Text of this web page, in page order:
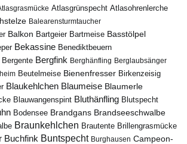
Atlasgrünspecht Atlasohrenlerche
Balearensturmtaucher
Balkon Bartgeier Bartmeise Basstölpel
Bekassine Benediktbeuern
Bergente Bergfink Berghänfling Berglaubsänger
Beutelmeise Bienenfresser Birkenzeisig
Blaukehlchen Blaumeise Blaumerle
Blauwangenspint Bluthänfling Blutspecht
Bodensee Brandgans Brandseeschwalbe
Braunkehlchen Brautente Brillengrasmücke
Buchfink Buntspecht Burghausen Campeon-